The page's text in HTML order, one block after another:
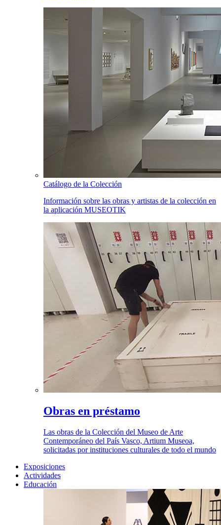
Catálogo de la Colección
Información sobre las obras y artistas de la colección en
la aplicación MUSEOTIK
Obras en préstamo
Las obras de la Colección del Museo de Arte
Contemporáneo del País Vasco, Artium Museoa,
solicitadas por instituciones culturales de todo el mundo
Exposiciones
Actividades
Educación